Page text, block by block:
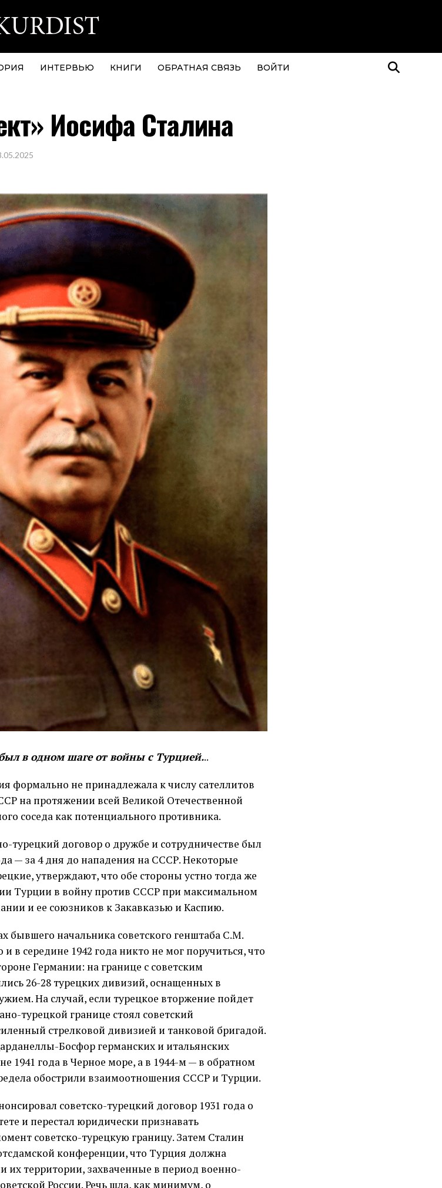
ИНТЕРВЬЮ КНИГИ ОБРАТНАЯ СВЯЗЬ ВОЙТИ
Иосифа Сталина
в одном шаге от войны с Турцией...
формально не принадлежала к числу сателлитов
на протяжении всей Великой Отечественной
соседа как потенциального противника.
турецкий договор о дружбе и сотрудничестве был
— за 4 дня до нападения на СССР. Некоторые
утверждают, что обе стороны устно тогда же
Турции в войну против СССР при максимальном
и ее союзников к Закавказью и Каспию.
бывшего начальника советского генштаба С.М.
в середине 1942 года никто не мог поручиться, что
Германии: на границе с советским
26-28 турецких дивизий, оснащенных в
На случай, если турецкое вторжение пойдет
турецкой границе стоял советский
стрелковой дивизией и танковой бригадой.
Босфор германских и итальянских
1941 года в Черное море, а в 1944-м — в обратном
обострили взаимоотношения СССР и Турции.
советско-турецкий договор 1931 года о
и перестал юридически признавать
советско-турецкую границу. Затем Сталин
конференции, что Турция должна
их территории, захваченные в период военно-
России. Речь шла, как минимум, о